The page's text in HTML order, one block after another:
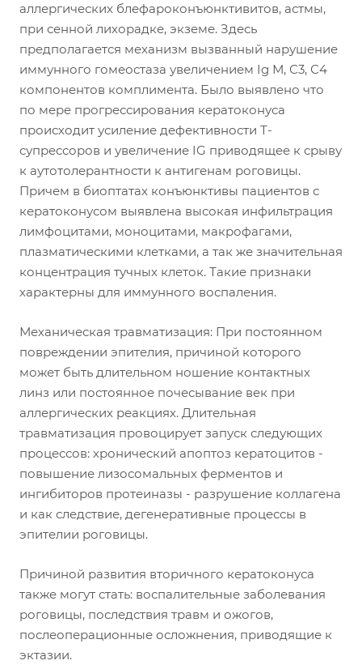
аллергических блефароконъюнктивитов, астмы,
при сенной лихорадке, экземе. Здесь
предполагается механизм вызванный нарушение
иммунного гомеостаза увеличением Ig М, С3, С4
компонентов комплимента. Было выявлено что
по мере прогрессирования кератоконуса
происходит усиление дефективности Т-
супрессоров и увеличение IG приводящее к срыву
к аутотолерантности к антигенам роговицы.
Причем в биоптатах конъюнктивы пациентов с
кератоконусом выявлена высокая инфильтрация
лимфоцитами, моноцитами, макрофагами,
плазматическими клетками, а так же значительная
концентрация тучных клеток. Такие признаки
характерны для иммунного воспаления.
Механическая травматизация: При постоянном
повреждении эпителия, причиной которого
может быть длительном ношение контактных
линз или постоянное почесывание век при
аллергических реакциях. Длительная
травматизация провоцирует запуск следующих
процессов: хронический апоптоз кератоцитов -
повышение лизосомальных ферментов и
ингибиторов протеиназы - разрушение коллагена
и как следствие, дегенеративные процессы в
эпителии роговицы.
Причиной развития вторичного кератоконуса
также могут стать: воспалительные заболевания
роговицы, последствия травм и ожогов,
послеоперационные осложнения, приводящие к
эктазии.